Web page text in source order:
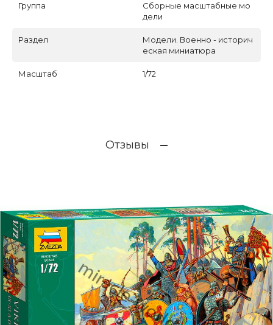
Группа
Сборные масштабные мо
дели
Раздел
Модели. Военно - историч
еская миниатюра
Масштаб 1/72
Отзывы